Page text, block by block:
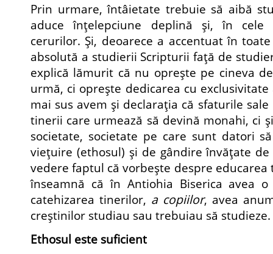
Prin urmare, întâietate trebuie să aibă
aduce înţelepciune deplină şi, în
cerurilor. Şi, deoarece a accentuat în
absolută a studierii Scripturii faţă de
explică lămurit că nu opreşte pe cineva
urmă, ci opreşte dedicarea cu
mai sus avem şi declaraţia că sfaturile
tinerii care urmează să devină monahi, ci
societate, societate pe care sunt datori
vieţuire (ethosul) şi de gândire învăţate
vedere faptul că vorbeşte despre
înseamnă că în Antiohia Biserica avea
catehizarea tinerilor, a copiilor, avea
creştinilor studiau sau trebuiau să studieze.
Ethosul este suficient